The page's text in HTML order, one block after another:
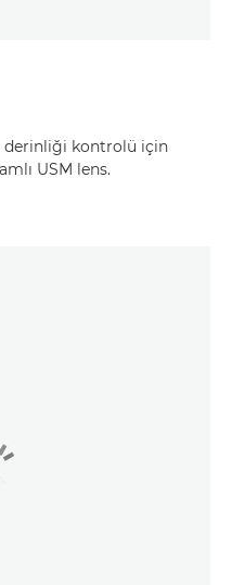
derinliği kontrolü için
USM lens.